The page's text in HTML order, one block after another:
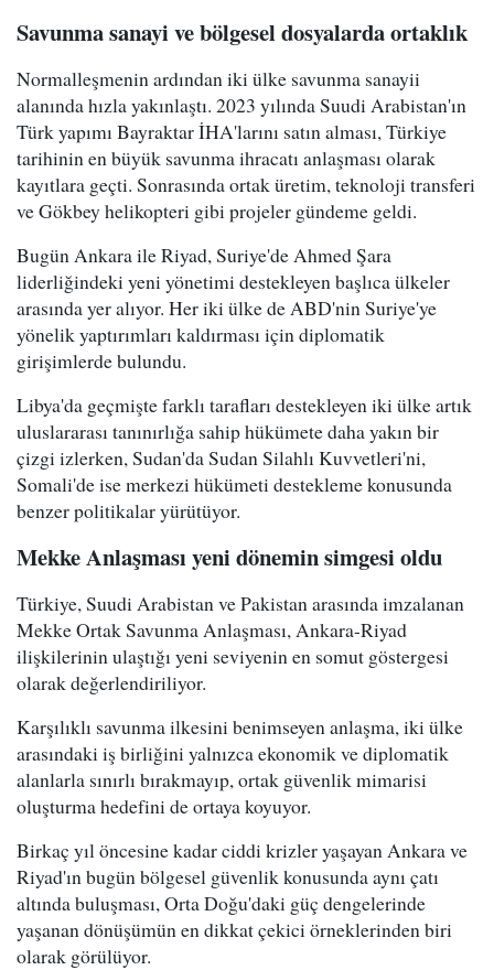
Savunma sanayi ve bölgesel dosyalarda ortaklık
Normalleşmenin ardından iki ülke savunma sanayii
alanında hızla yakınlaştı. 2023 yılında Suudi Arabistan'ın
Türk yapımı Bayraktar İHA'larını satın alması, Türkiye
tarihinin en büyük savunma ihracatı anlaşması olarak
kayıtlara geçti. Sonrasında ortak üretim, teknoloji transferi
ve Gökbey helikopteri gibi projeler gündeme geldi.
Bugün Ankara ile Riyad, Suriye'de Ahmed Şara
liderliğindeki yeni yönetimi destekleyen başlıca ülkeler
arasında yer alıyor. Her iki ülke de ABD'nin Suriye'ye
yönelik yaptırımları kaldırması için diplomatik
girişimlerde bulundu.
Libya'da geçmişte farklı tarafları destekleyen iki ülke artık
uluslararası tanınırlığa sahip hükümete daha yakın bir
çizgi izlerken, Sudan'da Sudan Silahlı Kuvvetleri'ni,
Somali'de ise merkezi hükümeti destekleme konusunda
benzer politikalar yürütüyor.
Mekke Anlaşması yeni dönemin simgesi oldu
Türkiye, Suudi Arabistan ve Pakistan arasında imzalanan
Mekke Ortak Savunma Anlaşması, Ankara-Riyad
ilişkilerinin ulaştığı yeni seviyenin en somut göstergesi
olarak değerlendiriliyor.
Karşılıklı savunma ilkesini benimseyen anlaşma, iki ülke
arasındaki iş birliğini yalnızca ekonomik ve diplomatik
alanlarla sınırlı bırakmayıp, ortak güvenlik mimarisi
oluşturma hedefini de ortaya koyuyor.
Birkaç yıl öncesine kadar ciddi krizler yaşayan Ankara ve
Riyad'ın bugün bölgesel güvenlik konusunda aynı çatı
altında buluşması, Orta Doğu'daki güç dengelerinde
yaşanan dönüşümün en dikkat çekici örneklerinden biri
olarak görülüyor.